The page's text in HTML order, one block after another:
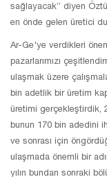
sağlayacak” diyen
en önde gelen üretici
Ar-Ge'ye verdikleri
pazarlarımızı
ulaşmak üzere
bin adetlik bir üretim
üretimi gerçekleştirdik,
bunun 170 bin adedini
ve sonrası için
ulaşmada önemli bir
yılın bundan sonraki